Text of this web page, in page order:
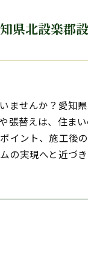
県北設楽郡
ませんか？愛知
張替えは、住ま
イント、施工後
の実現へと近づき